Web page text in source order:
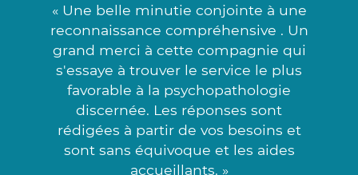
« Une belle minutie conjointe à une
reconnaissance compréhensive . Un
grand merci à cette compagnie qui
s'essaye à trouver le service le plus
favorable à la psychopathologie
discernée. Les réponses sont
rédigées à partir de vos besoins et
sont sans équivoque et les aides
accueillants. »